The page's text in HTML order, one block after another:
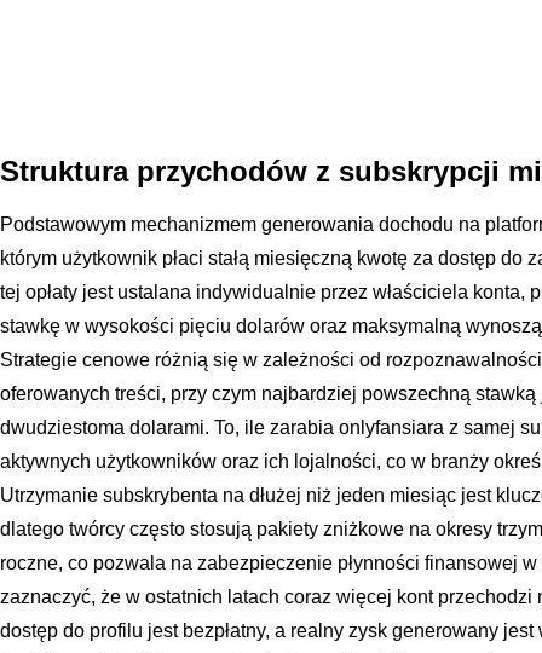
Struktura przychodów z subskrypcji
Podstawowym mechanizmem generowania dochodu na
którym użytkownik płaci stałą miesięczną kwotę za dostęp do
tej opłaty jest ustalana indywidualnie przez właściciela konta,
stawkę w wysokości pięciu dolarów oraz maksymalną
Strategie cenowe różnią się w zależności od
oferowanych treści, przy czym najbardziej powszechną
dwudziestoma dolarami. To, ile zarabia onlyfansiara z samej
aktywnych użytkowników oraz ich lojalności, co w branży
Utrzymanie subskrybenta na dłużej niż jeden miesiąc jest
dlatego twórcy często stosują pakiety zniżkowe na okresy
roczne, co pozwala na zabezpieczenie płynności finansowej
zaznaczyć, że w ostatnich latach coraz więcej kont przechodzi
dostęp do profilu jest bezpłatny, a realny zysk generowany jest